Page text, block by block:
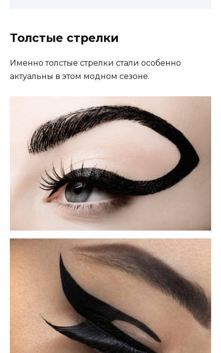
Толстые стрелки
Именно толстые стрелки стали особенно
актуальны в этом модном сезоне.